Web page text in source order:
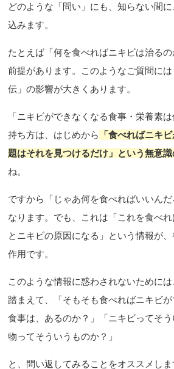
どのような「問い」にも、知らない間
込みます。
たとえば「何を食べればニキビは治るの
前提があります。このようなご質問に
伝」の影響が大きくあります。
「ニキビができなくなる食事・栄養素
持ち方は、はじめから
「食べればニキ
題はそれを見つけるだけ」という無意
ね。
ですから「じゃあ何を食べればいいん
なります。でも、これは「これを食べ
とニキビの原因になる」という情報が
作用です。
このような情報に惑わされないために
踏まえて、「そもそも食べればニキビ
食事は、あるのか？」「ニキビってそ
物ってそういうものか？」
と、問い返してみることをオススメしま